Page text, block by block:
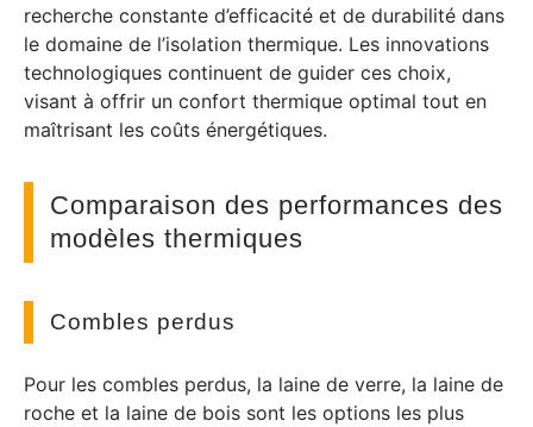
recherche constante d’efficacité et de durabilité dans
le domaine de l’isolation thermique. Les innovations
technologiques continuent de guider ces choix,
visant à offrir un confort thermique optimal tout en
maîtrisant les coûts énergétiques.
Comparaison des performances des
modèles thermiques
Combles perdus
Pour les combles perdus, la laine de verre, la laine de
roche et la laine de bois sont les options les plus